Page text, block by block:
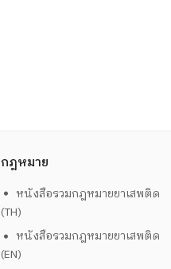
กฎหมาย
หนังสือรวมกฎหมายยาเสพติด
(TH)
หนังสือรวมกฎหมายยาเสพติด
(EN)